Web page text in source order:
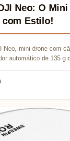
Neo: O
com Estilo!
Neo, mini drone com
automático de 135 g